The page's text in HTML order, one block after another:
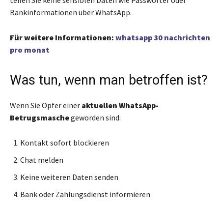
Bankinformationen über WhatsApp.
Für weitere Informationen: whatsapp 30 nachrichten
pro monat
Was tun, wenn man betroffen ist?
Wenn Sie Opfer einer aktuellen WhatsApp-
Betrugsmaschegeworden sind:
Kontakt sofort blockieren
Chat melden
Keine weiteren Daten senden
Bank oder Zahlungsdienst informieren